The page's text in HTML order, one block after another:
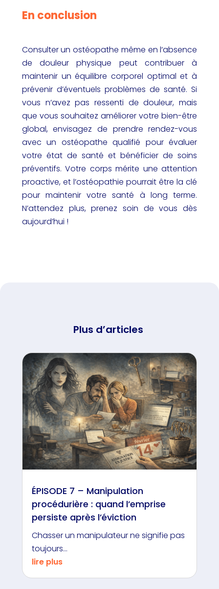
En conclusion
Consulter un ostéopathe même en l’absence
de douleur physique peut contribuer à
maintenir un équilibre corporel optimal et à
prévenir d’éventuels problèmes de santé. Si
vous n’avez pas ressenti de douleur, mais
que vous souhaitez améliorer votre bien-être
global, envisagez de prendre rendez-vous
avec un ostéopathe qualifié pour évaluer
votre état de santé et bénéficier de soins
préventifs. Votre corps mérite une attention
proactive, et l’ostéopathie pourrait être la clé
pour maintenir votre santé à long terme.
N’attendez plus, prenez soin de vous dès
aujourd’hui !
Plus d’articles
ÉPISODE 7 – Manipulation
procédurière : quand l’emprise
persiste après l’éviction
Chasser un manipulateur ne signifie pas
toujours...
lire plus